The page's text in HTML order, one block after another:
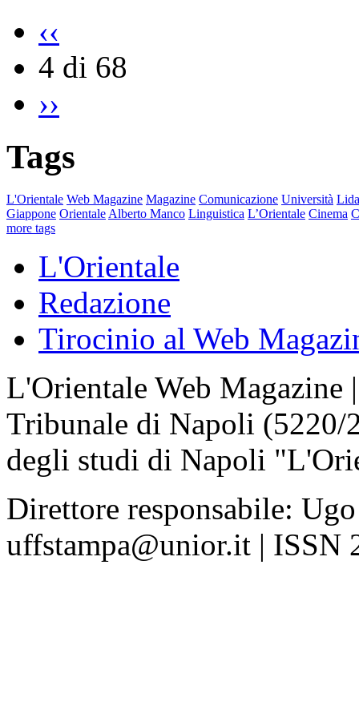
‹‹
4 di 68
››
Tags
L'Orientale Web Magazine Magazine Comunicazione Università
Giappone Orientale Alberto Manco Linguistica L’Orientale Cinema
more tags
L'Orientale
Redazione
Tirocinio al Web
L'Orientale Web Magazine
Tribunale di Napoli
degli studi di Napoli
Direttore responsabile:
uffstampa@unior.it | ISSN